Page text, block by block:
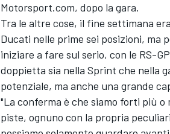
Motorsport.com, dopo la gara.
Tra le altre cose, il fine settimana
Ducati nelle prime sei posizioni, ma
iniziare a fare sul serio, con le RS-
doppietta sia nella Sprint che nella
potenziale, ma anche una grande
"La conferma è che siamo forti più
piste, ognuno con la propria